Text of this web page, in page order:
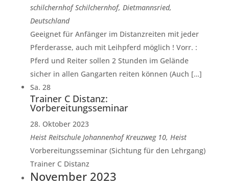
schilchernhofSchilchernhof, Dietmannsried,
Deutschland
Geeignet für Anfänger im Distanzreiten mit jeder
Pferderasse, auch mit Leihpferd möglich ! Vorr. :
Pferd und Reiter sollen 2 Stunden im Gelände
sicher in allen Gangarten reiten können (Auch […]
Sa. 28
Trainer C Distanz:
Vorbereitungsseminar
28. Oktober 2023
HeistReitschule Johannenhof Kreuzweg 10, Heist
Vorbereitungsseminar (Sichtung für den Lehrgang)
Trainer C Distanz
November 2023